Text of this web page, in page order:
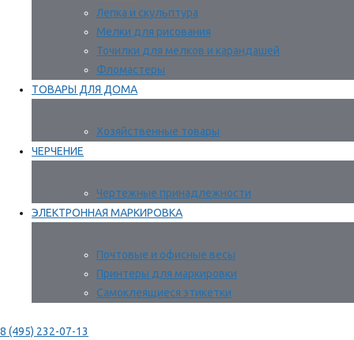
Лепка и скульптура
Мелки для рисования
Точилки для мелков и карандашей
Фломастеры
ТОВАРЫ ДЛЯ ДОМА
Хозяйственные товары
ЧЕРЧЕНИЕ
Чертежные принадлежности
ЭЛЕКТРОННАЯ МАРКИРОВКА
Почтовые и офисные весы
Принтеры для маркировки
Самоклеящиеся этикетки
8 (495) 232-07-13